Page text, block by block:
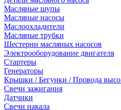
Масляные щупы
Масляные насосы
Маслоохладители
Масляные трубки
Шестерни масляных насосов
Электрооборудование двигателя
Стартеры
Генераторы
Крышки / Бегунки / Провода
Свечи зажигания
Датчики
Свечи накала